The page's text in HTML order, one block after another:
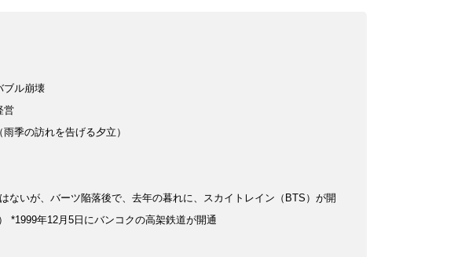
ブル崩壊
営
雨季の訪れを告げる夕立）
はないが、バーツ陥落後で、去年の暮れに、スカイトレイン（BTS）が開
*1999年12月5日にバンコクの高架鉄道が開通